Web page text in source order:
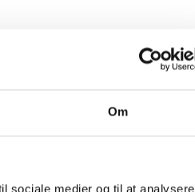
Om
sociale medier og til at analysere